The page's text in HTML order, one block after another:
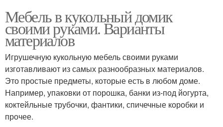
Мебель в кукольный домик
своими руками. Варианты
материалов
Игрушечную кукольную мебель своими руками
изготавливают из самых разнообразных материалов.
Это простые предметы, которые есть в любом доме.
Например, упаковки от порошка, банки из-под йогурта,
коктейльные трубочки, фантики, спичечные коробки и
прочее.